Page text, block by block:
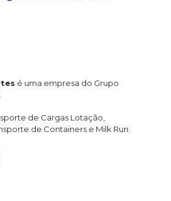
é uma empresa do Grupo
de Cargas Lotação,
de Containers e Milk Run.